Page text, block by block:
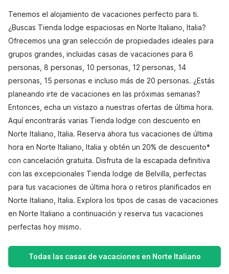
Tenemos el alojamiento de vacaciones perfecto para ti.
¿Buscas Tienda lodge espaciosas en Norte Italiano, Italia?
Ofrecemos una gran selección de propiedades ideales para
grupos grandes, incluidas casas de vacaciones para 6
personas, 8 personas, 10 personas, 12 personas, 14
personas, 15 personas e incluso más de 20 personas. ¿Estás
planeando irte de vacaciones en las próximas semanas?
Entonces, echa un vistazo a nuestras ofertas de última hora.
Aquí encontrarás varias Tienda lodge con descuento en
Norte Italiano, Italia. Reserva ahora tus vacaciones de última
hora en Norte Italiano, Italia y obtén un 20% de descuento*
con cancelación gratuita. Disfruta de la escapada definitiva
con las excepcionales Tienda lodge de Belvilla, perfectas
para tus vacaciones de última hora o retiros planificados en
Norte Italiano, Italia. Explora los tipos de casas de vacaciones
en Norte Italiano a continuación y reserva tus vacaciones
perfectas hoy mismo.
Todas las casas de vacaciones en Norte Italiano